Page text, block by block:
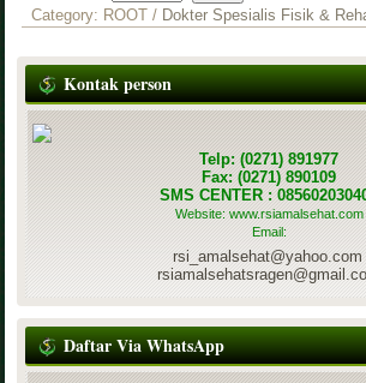
Category: ROOT / Dokter Spesialis Fisik &
Kontak person
Telp: (0271) 891977
Fax: (0271) 890109
SMS CENTER :
Website: www.rsiamalsehat.com
Email:
rsi_amalsehat@yahoo.com
Daftar Via WhatsApp